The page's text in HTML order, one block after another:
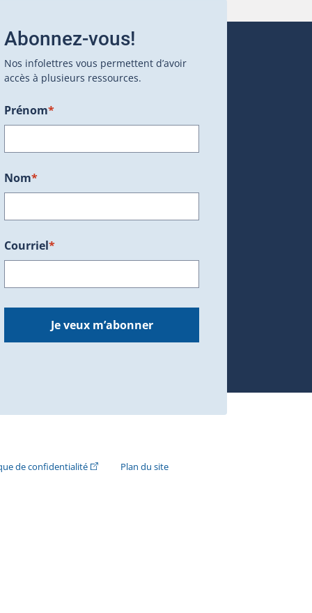
Abonnez-vous!
Nos infolettres vous permettent d’avoir
accès à plusieurs ressources.
Prénom*
Nom*
Courriel*
Je veux m’abonner
s'ouvrira dans une nouvelle fenêtre.)
de confidentialité(Cet hyperlien externe s'ouvrira dans une nouvelle
Plan du site